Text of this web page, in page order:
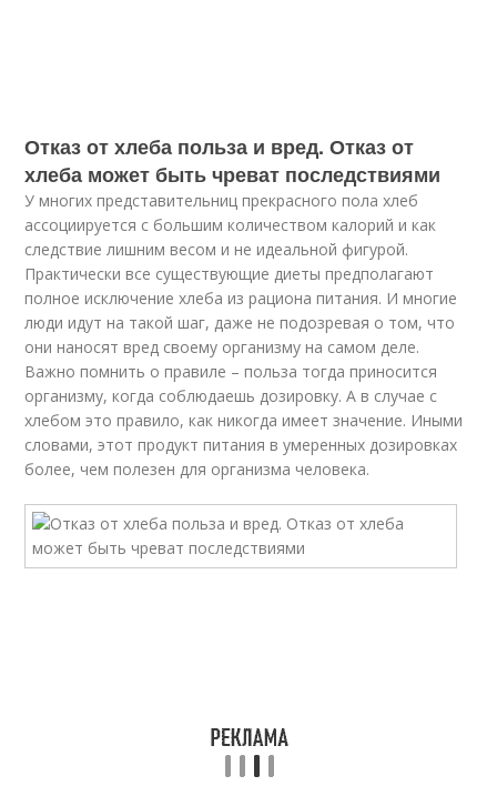
Отказ от хлеба польза и вред. Отказ от
хлеба может быть чреват последствиями
У многих представительниц прекрасного пола хлеб
ассоциируется с большим количеством калорий и как
следствие лишним весом и не идеальной фигурой.
Практически все существующие диеты предполагают
полное исключение хлеба из рациона питания. И многие
люди идут на такой шаг, даже не подозревая о том, что
они наносят вред своему организму на самом деле.
Важно помнить о правиле – польза тогда приносится
организму, когда соблюдаешь дозировку. А в случае с
хлебом это правило, как никогда имеет значение. Иными
словами, этот продукт питания в умеренных дозировках
более, чем полезен для организма человека.